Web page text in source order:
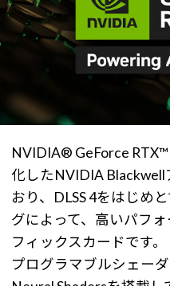
NVIDIA® GeForce
化したNVIDIA
おり、DLSS 4をはじめ
グによって、高いパフ
フィックスカードです。
プログラマブルシェー